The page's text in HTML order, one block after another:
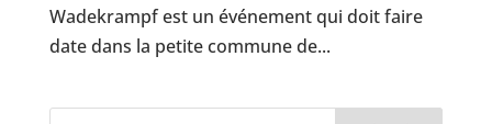
Wadekrampf est un événement qui doit faire
date dans la petite commune de...